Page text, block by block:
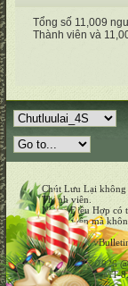
Tổng số 11,009
Thành viên và
Chút Lưu Lại không
Thành viên.
Nhóm Điều Hợp có
Thành viên mà
Powered by
Ltd.
Copyright © 2026
All times are GMT-